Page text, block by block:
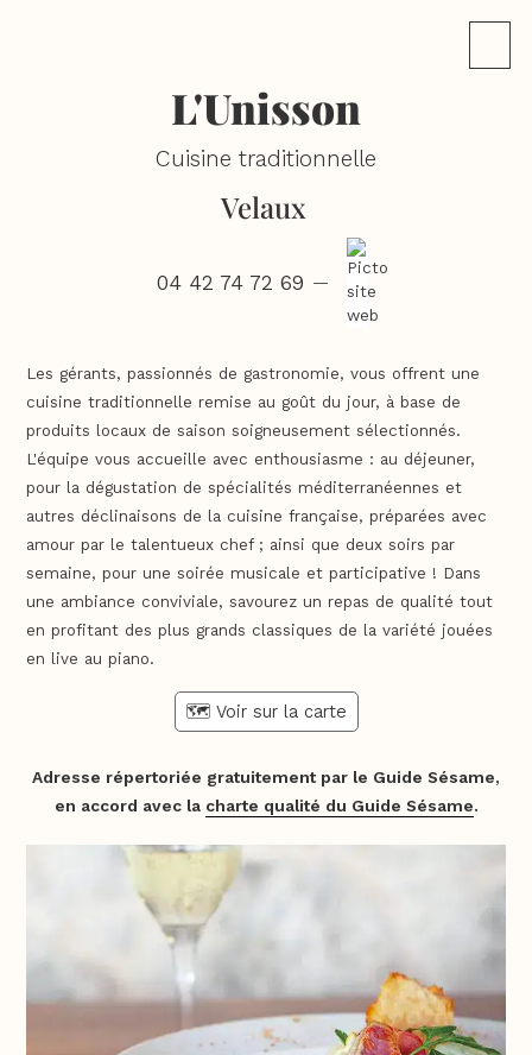
L'Unisson
Cuisine traditionnelle
Velaux
04 42 74 72 69 —
Les gérants, passionnés de gastronomie, vous offrent une
cuisine traditionnelle remise au goût du jour, à base de
produits locaux de saison soigneusement sélectionnés.
L'équipe vous accueille avec enthousiasme : au déjeuner,
pour la dégustation de spécialités méditerranéennes et
autres déclinaisons de la cuisine française, préparées avec
amour par le talentueux chef ; ainsi que deux soirs par
semaine, pour une soirée musicale et participative ! Dans
une ambiance conviviale, savourez un repas de qualité tout
en profitant des plus grands classiques de la variété jouées
en live au piano.
🗺️ Voir sur la carte
Adresse répertoriée gratuitement par le Guide Sésame,
en accord avec la charte qualité du Guide Sésame.